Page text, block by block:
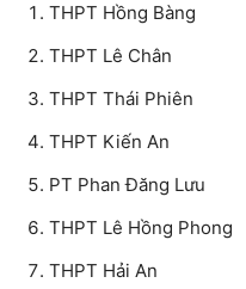
THPT Hồng Bàng
THPT Lê Chân
THPT Thái Phiên
THPT Kiến An
PT Phan Đăng Lưu
THPT Lê Hồng Phong
THPT Hải An